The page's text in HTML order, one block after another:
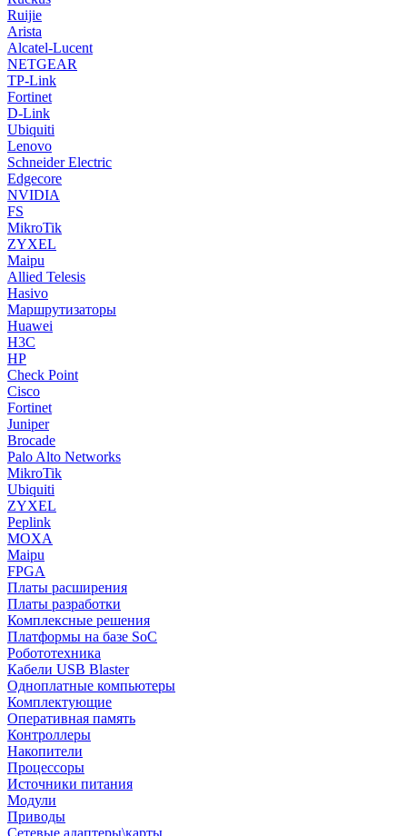
Ruijie
Arista
Alcatel-Lucent
NETGEAR
TP-Link
Fortinet
D-Link
Ubiquiti
Lenovo
Schneider Electric
Edgecore
NVIDIA
FS
MikroTik
ZYXEL
Maipu
Allied Telesis
Hasivo
Маршрутизаторы
Huawei
H3C
HP
Check Point
Cisco
Fortinet
Juniper
Brocade
Palo Alto Networks
MikroTik
Ubiquiti
ZYXEL
Peplink
MOXA
Maipu
FPGA
Платы расширения
Платы разработки
Комплексные решения
Платформы на базе SoC
Робототехника
Кабели USB Blaster
Одноплатные компьютеры
Комплектующие
Оперативная память
Контроллеры
Накопители
Процессоры
Источники питания
Модули
Приводы
Сетевые адаптеры\карты